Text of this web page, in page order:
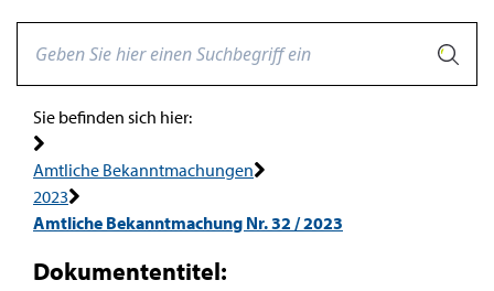
Sie befinden sich hier:
Amtliche Bekanntmachungen
2023
Amtliche Bekanntmachung Nr. 32 / 2023
Dokumententitel: